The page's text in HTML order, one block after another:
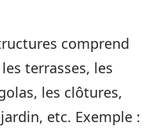
comprend
terrasses, les
les clôtures,
etc. Exemple :